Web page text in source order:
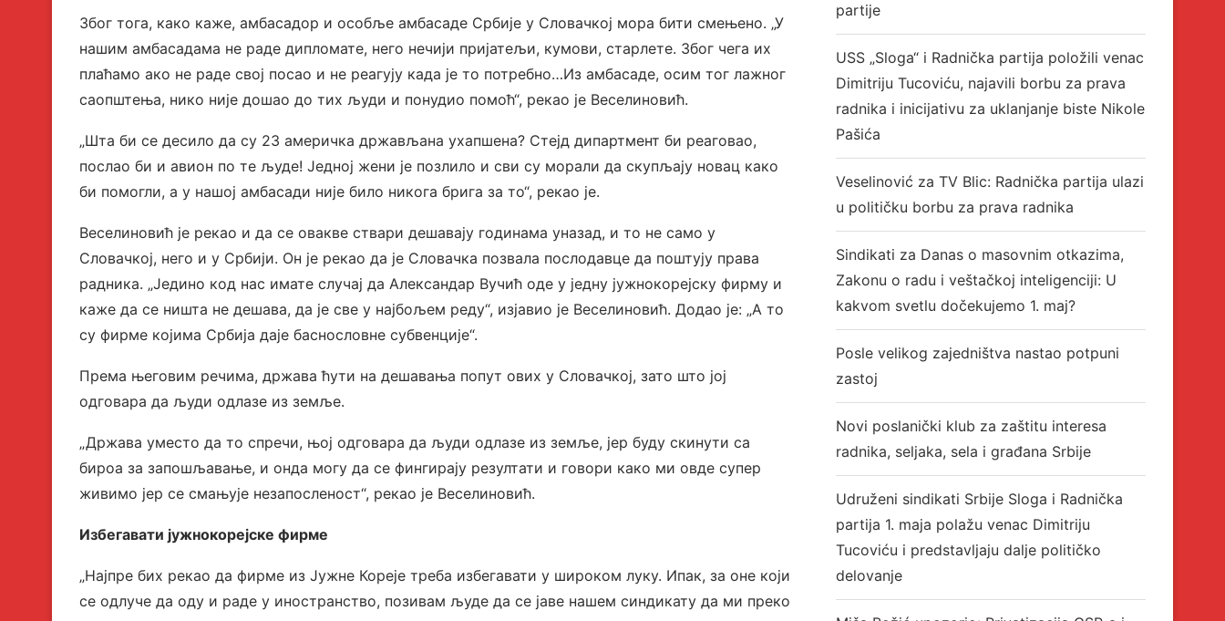
Због тога, како каже, амбасадор и особље амбасаде Србије у Словачкој мора бити смењено. „У
нашим амбасадама не раде дипломате, него нечији пријатељи, кумови, старлете. Због чега их
плаћамо ако не раде свој посао и не реагују када је то потребно…Из амбасаде, осим тог лажног
саопштења, нико није дошао до тих људи и понудио помоћ“, рекао је Веселиновић.
„Шта би се десило да су 23 америчка држављана ухапшена? Стејд дипартмент би реаговао,
послао би и авион по те људе! Једној жени је позлило и сви су морали да скупљају новац како
би помогли, а у нашој амбасади није било никога брига за то“, рекао је.
Веселиновић је рекао и да се овакве ствари дешавају годинама уназад, и то не само у
Словачкој, него и у Србији. Он је рекао да је Словачка позвала послодавце да поштују права
радника. „Једино код нас имате случај да Александар Вучић оде у једну јужнокорејску фирму и
каже да се ништа не дешава, да је све у најбољем реду“, изјавио је Веселиновић. Додао је: „А то
су фирме којима Србија даје баснословне субвенције“.
Према његовим речима, држава ћути на дешавања попут ових у Словачкој, зато што јој
одговара да људи одлазе из земље.
„Држава уместо да то спречи, њој одговара да људи одлазе из земље, јер буду скинути са
бироа за запошљавање, и онда могу да се фингирају резултати и говори како ми овде супер
живимо јер се смањује незапосленост“, рекао је Веселиновић.
Избегавати јужнокорејске фирме
„Најпре бих рекао да фирме из Јужне Кореје треба избегавати у широком луку. Ипак, за оне који
се одлуче да оду и раде у иностранство, позивам људе да се јаве нашем синдикату да ми преко
partije
USS „Sloga“ i Radnička partija položili venac
Dimitriju Tucoviću, najavili borbu za prava
radnika i inicijativu za uklanjanje biste Nikole
Pašića
Veselinović za TV Blic: Radnička partija ulazi
u političku borbu za prava radnika
Sindikati za Danas o masovnim otkazima,
Zakonu o radu i veštačkoj inteligenciji: U
kakvom svetlu dočekujemo 1. maj?
Posle velikog zajedništva nastao potpuni
zastoj
Novi poslanički klub za zaštitu interesa
radnika, seljaka, sela i građana Srbije
Udruženi sindikati Srbije Sloga i Radnička
partija 1. maja polažu venac Dimitriju
Tucoviću i predstavljaju dalje političko
delovanje